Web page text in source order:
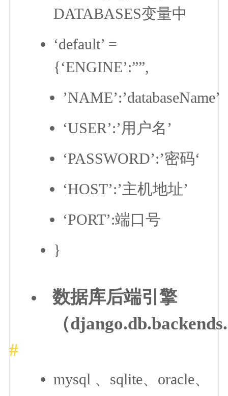
DATABASES变量中
‘default’ =
{‘ENGINE’:””,
’NAME’:’databaseName’
‘USER’:’用户名’
‘PASSWORD’:’密码‘
‘HOST’:’主机地址’
‘PORT’:端口号
}
数据库后端引擎
（
mysql 、sqlite、oracle、